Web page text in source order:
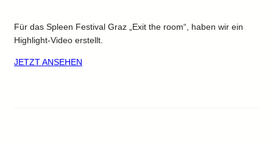
Für das Spleen Festival Graz „Exit the room“, haben wir ein
Highlight-Video erstellt.
JETZT ANSEHEN